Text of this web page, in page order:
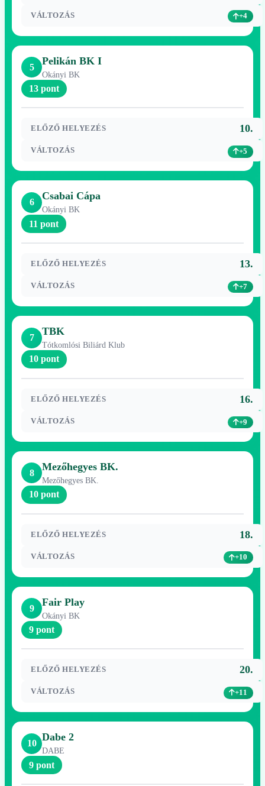
VÁLTOZÁS +4
5
Pelikán BK I
Okányi BK
13 pont
ELŐZŐ HELYEZÉS 10.
VÁLTOZÁS +5
6
Csabai Cápa
Okányi BK
11 pont
ELŐZŐ HELYEZÉS 13.
VÁLTOZÁS +7
7
TBK
Tótkomlósi Biliárd Klub
10 pont
ELŐZŐ HELYEZÉS 16.
VÁLTOZÁS +9
8
Mezőhegyes BK.
Mezőhegyes BK.
10 pont
ELŐZŐ HELYEZÉS 18.
VÁLTOZÁS +10
9
Fair Play
Okányi BK
9 pont
ELŐZŐ HELYEZÉS 20.
VÁLTOZÁS +11
10
Dabe 2
DABE
9 pont